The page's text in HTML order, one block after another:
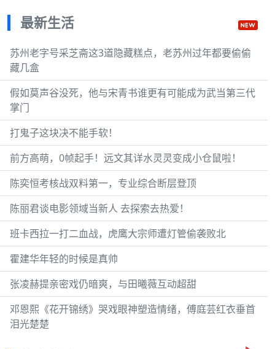
最新生活
苏州老字号采芝斋这3道隐藏糕点，老苏州过年都要偷偷
藏几盒
假如莫声谷没死，他与宋青书谁更有可能成为武当第三代
掌门
打鬼子这块决不能手软！
前方高萌，0帧起手！远文其详水灵灵变成小仓鼠啦！
陈奕恒考核战双料第一，专业综合断层登顶
陈丽君谈电影领域当新人 去探索去热爱！
班卡西拉一打二血战，虎鹰大宗师遭灯管偷袭败北
霍建华年轻的时候是真帅
张凌赫提亲密戏仍暗爽，与田曦薇互动超甜
邓恩熙《花开锦绣》哭戏眼神塑造情绪，傅庭芸红衣垂首
泪光楚楚